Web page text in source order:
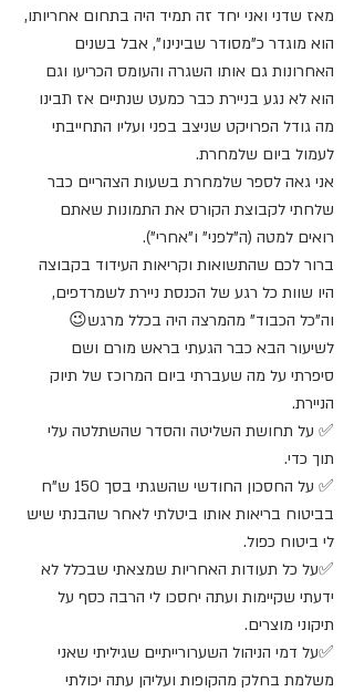
מאז שדני ואני יחד זה תמיד היה בתחום אחריותו,
הוא מוגדר כ"מסודר שבינינו", אבל בשנים
האחרונות גם אותו השגרה והעומס הכריעו וגם
הוא לא נגע בניירת כבר כמעט שנתיים אז תבינו
מה גודל הפרויקט שניצב בפני ועליו התחייבתי
לעמול ביום שלמחרת.
אני גאה לספר שלמחרת בשעות הצהריים כבר
שלחתי לקבוצת הקורס את התמונות שאתם
רואים למטה (ה"לפני" ו"אחרי").
ברור לכם שהתשואות וקריאות העידוד בקבוצה
היו שוות כל רגע של הכנסת ניירת לשמרדפים,
וה"כל הכבוד" מהמרצה היה בכלל מרגש😉
לשיעור הבא כבר הגעתי בראש מורם ושם
סיפרתי על מה שעברתי ביום המרוכז של תיוק
הניירת.
✅ על תחושת השליטה והסדר שהשתלטה עלי
תוך כדי.
✅ על החסכון החודשי שהשגתי בסך 150 ש"ח
בביטוח בריאות אותו ביטלתי לאחר שהבנתי שיש
לי ביטוח כפול.
✅על כל תעודות האחריות שמצאתי שבכלל לא
ידעתי שקיימות ועתה יחסכו לי הרבה כסף על
תיקוני מוצרים.
✅על דמי הניהול השערורייתיים שגיליתי שאני
משלמת בחלק מהקופות ועליהן עתה יכולתי